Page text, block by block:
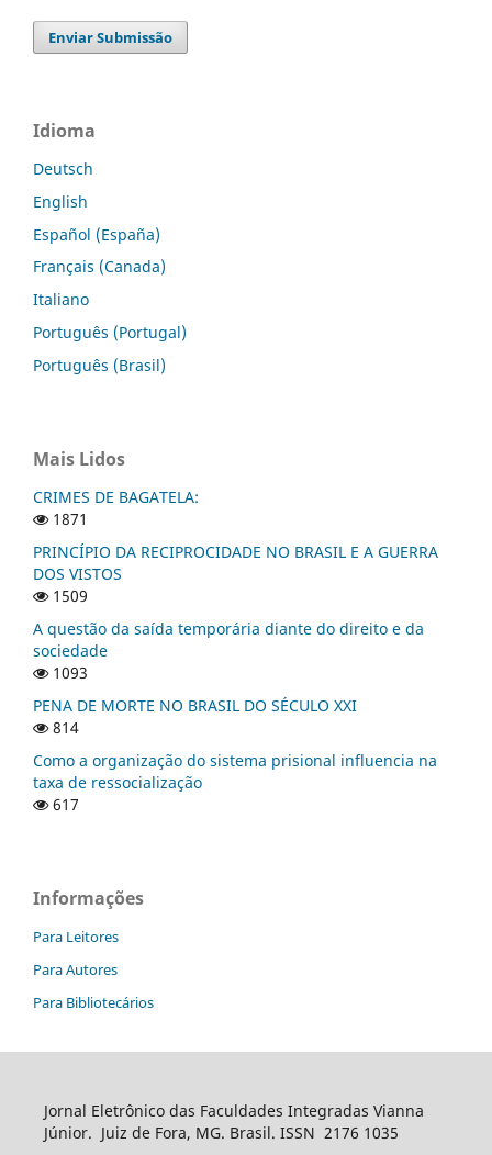
Enviar Submissão
Idioma
Deutsch
English
Español (España)
Français (Canada)
Italiano
Português (Portugal)
Português (Brasil)
Mais Lidos
CRIMES DE BAGATELA:
1871
PRINCÍPIO DA RECIPROCIDADE NO BRASIL E A GUERRA
DOS VISTOS
1509
A questão da saída temporária diante do direito e da
sociedade
1093
PENA DE MORTE NO BRASIL DO SÉCULO XXI
814
Como a organização do sistema prisional influencia na
taxa de ressocialização
617
Informações
Para Leitores
Para Autores
Para Bibliotecários
Jornal Eletrônico das Faculdades Integradas Vianna
Júnior. Juiz de Fora, MG. Brasil. ISSN 2176 1035